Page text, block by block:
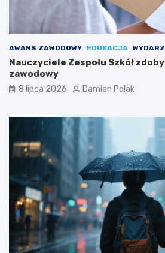
AWANS ZAWODOWY EDUKACJA
Nauczyciele Zespołu Szkół
zawodowy
8 lipca 2026 Damian Polak